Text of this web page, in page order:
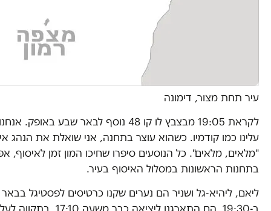
עיר תחת מצור, דימונה
לקראת 19:05 מבצבץ לו קו 48 נוסף לבאר
עלינו כמו קודמיו. כשהוא עוצר בתחנה, אני שואלת את הנהג
"מלאים, מלאים". כל הנוסעים סיפרו שחיכו המון זמן לאיסוף,
בתחנות הראשונות במסלול האיסוף בעיר.
ליאם, ליהיא-גל ושניר הם נערים שקנו כרטיסים לפסטיגל